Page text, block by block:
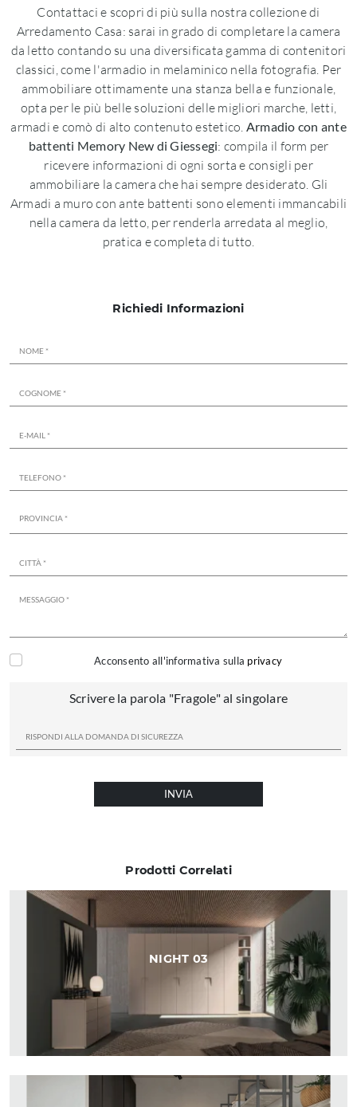
Contattaci e scopri di più sulla nostra collezione di
Arredamento Casa: sarai in grado di completare la camera
da letto contando su una diversificata gamma di contenitori
classici, come l'armadio in melaminico nella fotografia. Per
ammobiliare ottimamente una stanza bella e funzionale,
opta per le più belle soluzioni delle migliori marche, letti,
armadi e comò di alto contenuto estetico. Armadio con ante
battenti Memory New di Giessegi: compila il form per
ricevere informazioni di ogni sorta e consigli per
ammobiliare la camera che hai sempre desiderato. Gli
Armadi a muro con ante battenti sono elementi immancabili
nella camera da letto, per renderla arredata al meglio,
pratica e completa di tutto.
Prodotti Correlati
NIGHT 03
Richiedi Informazioni
Acconsento all'informativa sulla privacy
Scrivere la parola "Fragole" al singolare
INVIA